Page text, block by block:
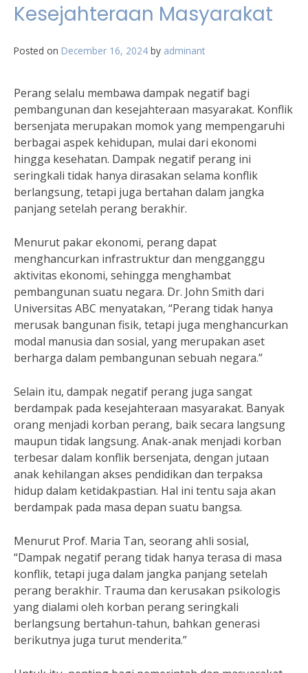
Kesejahteraan Masyarakat
Posted on December 16, 2024 by adminant
Perang selalu membawa dampak negatif bagi
pembangunan dan kesejahteraan masyarakat. Konflik
bersenjata merupakan momok yang mempengaruhi
berbagai aspek kehidupan, mulai dari ekonomi
hingga kesehatan. Dampak negatif perang ini
seringkali tidak hanya dirasakan selama konflik
berlangsung, tetapi juga bertahan dalam jangka
panjang setelah perang berakhir.
Menurut pakar ekonomi, perang dapat
menghancurkan infrastruktur dan mengganggu
aktivitas ekonomi, sehingga menghambat
pembangunan suatu negara. Dr. John Smith dari
Universitas ABC menyatakan, “Perang tidak hanya
merusak bangunan fisik, tetapi juga menghancurkan
modal manusia dan sosial, yang merupakan aset
berharga dalam pembangunan sebuah negara.”
Selain itu, dampak negatif perang juga sangat
berdampak pada kesejahteraan masyarakat. Banyak
orang menjadi korban perang, baik secara langsung
maupun tidak langsung. Anak-anak menjadi korban
terbesar dalam konflik bersenjata, dengan jutaan
anak kehilangan akses pendidikan dan terpaksa
hidup dalam ketidakpastian. Hal ini tentu saja akan
berdampak pada masa depan suatu bangsa.
Menurut Prof. Maria Tan, seorang ahli sosial,
“Dampak negatif perang tidak hanya terasa di masa
konflik, tetapi juga dalam jangka panjang setelah
perang berakhir. Trauma dan kerusakan psikologis
yang dialami oleh korban perang seringkali
berlangsung bertahun-tahun, bahkan generasi
berikutnya juga turut menderita.”